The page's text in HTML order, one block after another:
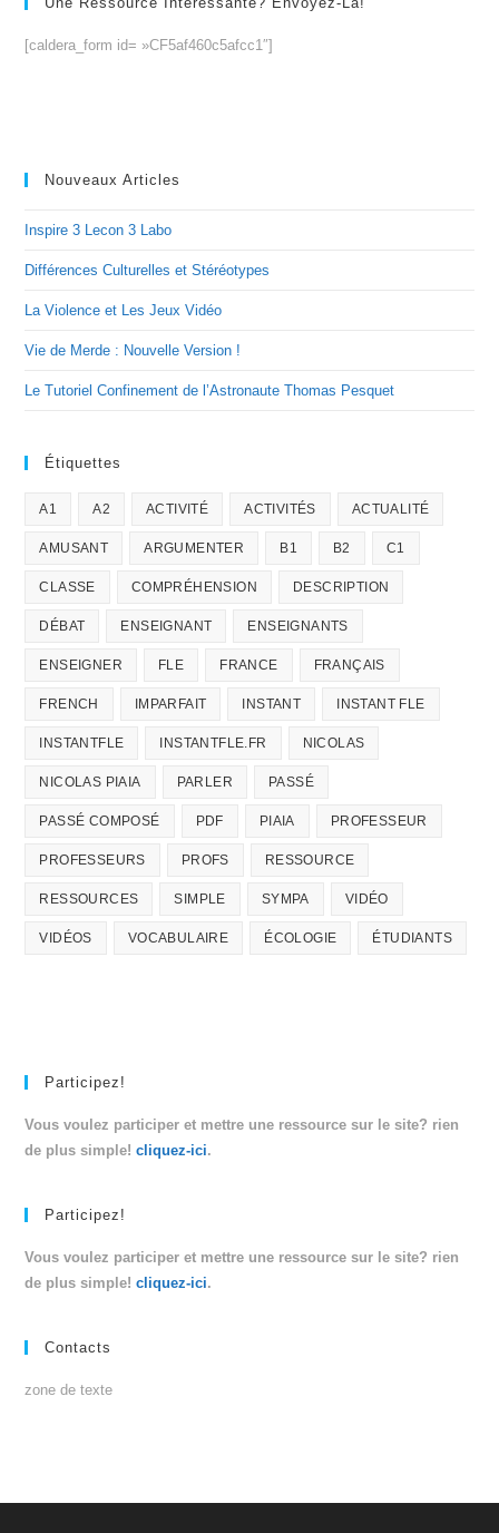
[caldera_form id= »CF5af460c5afcc1″]
Nouveaux Articles
Inspire 3 Lecon 3 Labo
Différences Culturelles et Stéréotypes
La Violence et Les Jeux Vidéo
Vie de Merde : Nouvelle Version !
Le Tutoriel Confinement de l’Astronaute Thomas Pesquet
Étiquettes
A1 A2 ACTIVITÉ ACTIVITÉS ACTUALITÉ
AMUSANT ARGUMENTER B1 B2 C1
CLASSE COMPRÉHENSION DESCRIPTION
DÉBAT ENSEIGNANT ENSEIGNANTS
ENSEIGNER FLE FRANCE FRANÇAIS
FRENCH IMPARFAIT INSTANT INSTANT FLE
INSTANTFLE INSTANTFLE.FR NICOLAS
NICOLAS PIAIA PARLER PASSÉ
PASSÉ COMPOSÉ PDF PIAIA PROFESSEUR
PROFESSEURS PROFS RESSOURCE
RESSOURCES SIMPLE SYMPA VIDÉO
VIDÉOS VOCABULAIRE ÉCOLOGIE ÉTUDIANTS
Participez!
Vous voulez participer et mettre une ressource sur le site? rien
de plus simple!cliquez-ici.
Participez!
Vous voulez participer et mettre une ressource sur le site? rien
de plus simple!cliquez-ici.
Contacts
zone de texte